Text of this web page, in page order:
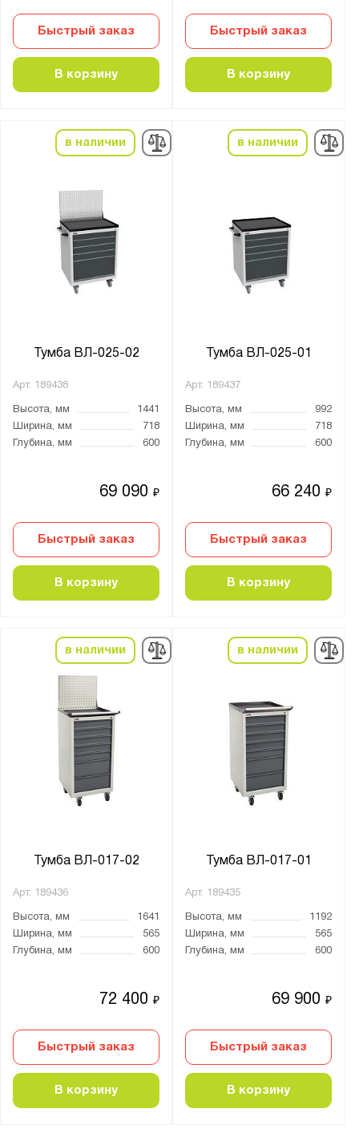
Быстрый заказ
В корзину
Быстрый заказ
В корзину
в наличии
Тумба ВЛ-025-02
Арт. 189438
Высота, мм
1441
Ширина, мм
718
Глубина, мм
600
69 090₽
Быстрый заказ
В корзину
в наличии
Тумба ВЛ-025-01
Арт. 189437
Высота, мм
992
Ширина, мм
718
Глубина, мм
600
66 240₽
Быстрый заказ
В корзину
в наличии
Тумба ВЛ-017-02
Арт. 189436
Высота, мм
1641
Ширина, мм
565
Глубина, мм
600
72 400₽
Быстрый заказ
В корзину
в наличии
Тумба ВЛ-017-01
Арт. 189435
Высота, мм
1192
Ширина, мм
565
Глубина, мм
600
69 900₽
Быстрый заказ
В корзину
Метех
Предприятие ДВК
WiederKraft
Практик
Серия:
44К.-СГР
44К.-УС
44К.СС-01
Constructor
PERFO
PROFI
Place
TS
Technic
WDS
WOKER
ВЛ
ВЛ-К
ВС
СПМД
СРМ
Показать Сбросить